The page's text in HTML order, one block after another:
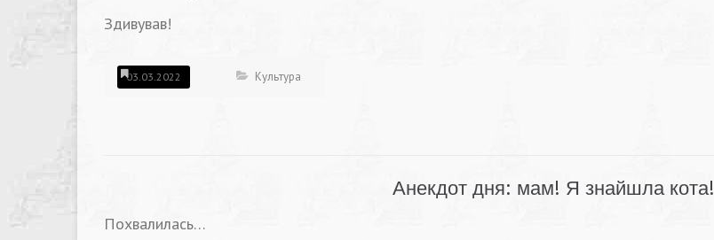
Здивував!
03.03.2022 Культура
Анекдот дня: мам! Я знайшла кота!
Похвалилась…